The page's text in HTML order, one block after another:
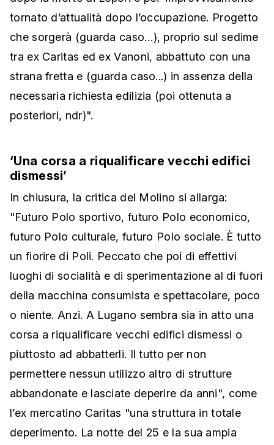
tornato d’attualità dopo l’occupazione. Progetto
che sorgerà (guarda caso…), proprio sul sedime
tra ex Caritas ed ex Vanoni, abbattuto con una
strana fretta e (guarda caso...) in assenza della
necessaria richiesta edilizia (poi ottenuta a
posteriori, ndr)".
‘Una corsa a riqualificare vecchi edifici
dismessi’
In chiusura, la critica del Molino si allarga:
"Futuro Polo sportivo, futuro Polo economico,
futuro Polo culturale, futuro Polo sociale. È tutto
un fiorire di Poli. Peccato che poi di effettivi
luoghi di socialità e di sperimentazione al di fuori
della macchina consumista e spettacolare, poco
o niente. Anzi. A Lugano sembra sia in atto una
corsa a riqualificare vecchi edifici dismessi o
piuttosto ad abbatterli. Il tutto per non
permettere nessun utilizzo altro di strutture
abbandonate e lasciate deperire da anni", come
l’ex mercatino Caritas "una struttura in totale
deperimento. La notte del 25 e la sua ampia